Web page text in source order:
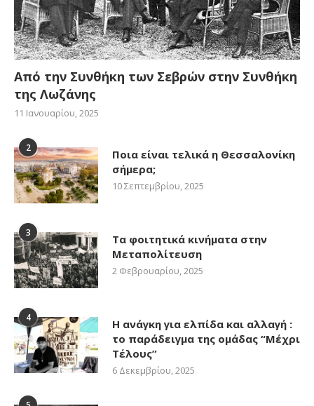
Από την Συνθήκη των Σεβρών στην Συνθήκη
της Λωζάνης
11 Ιανουαρίου, 2025
2
Ποια είναι τελικά η Θεσσαλονίκη
σήμερα;
10 Σεπτεμβρίου, 2025
3
Τα φοιτητικά κινήματα στην
Μεταπολίτευση
2 Φεβρουαρίου, 2025
4
Η ανάγκη για ελπίδα και αλλαγή :
το παράδειγμα της ομάδας “Μέχρι
Τέλους”
6 Δεκεμβρίου, 2025